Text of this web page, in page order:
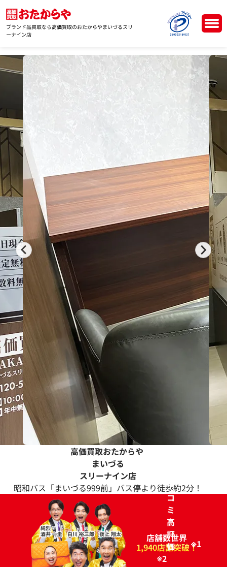
ブランド品買取なら高価買取のおたからやまいづるスリ
ーナイン店
高価買取おたからや
まいづる
スリーナイン店
昭和バス「まいづる999前」バス停より徒歩約2分！
店舗数世界
1,940店舗突破！
※1
チ
コ
ミ
高
評
価
96.2%
※2